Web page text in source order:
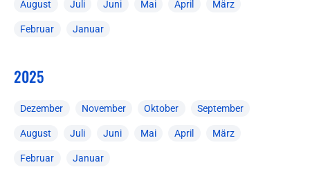
August Juli Juni Mai April März
Februar Januar
2025
Dezember November Oktober September
August Juli Juni Mai April März
Februar Januar